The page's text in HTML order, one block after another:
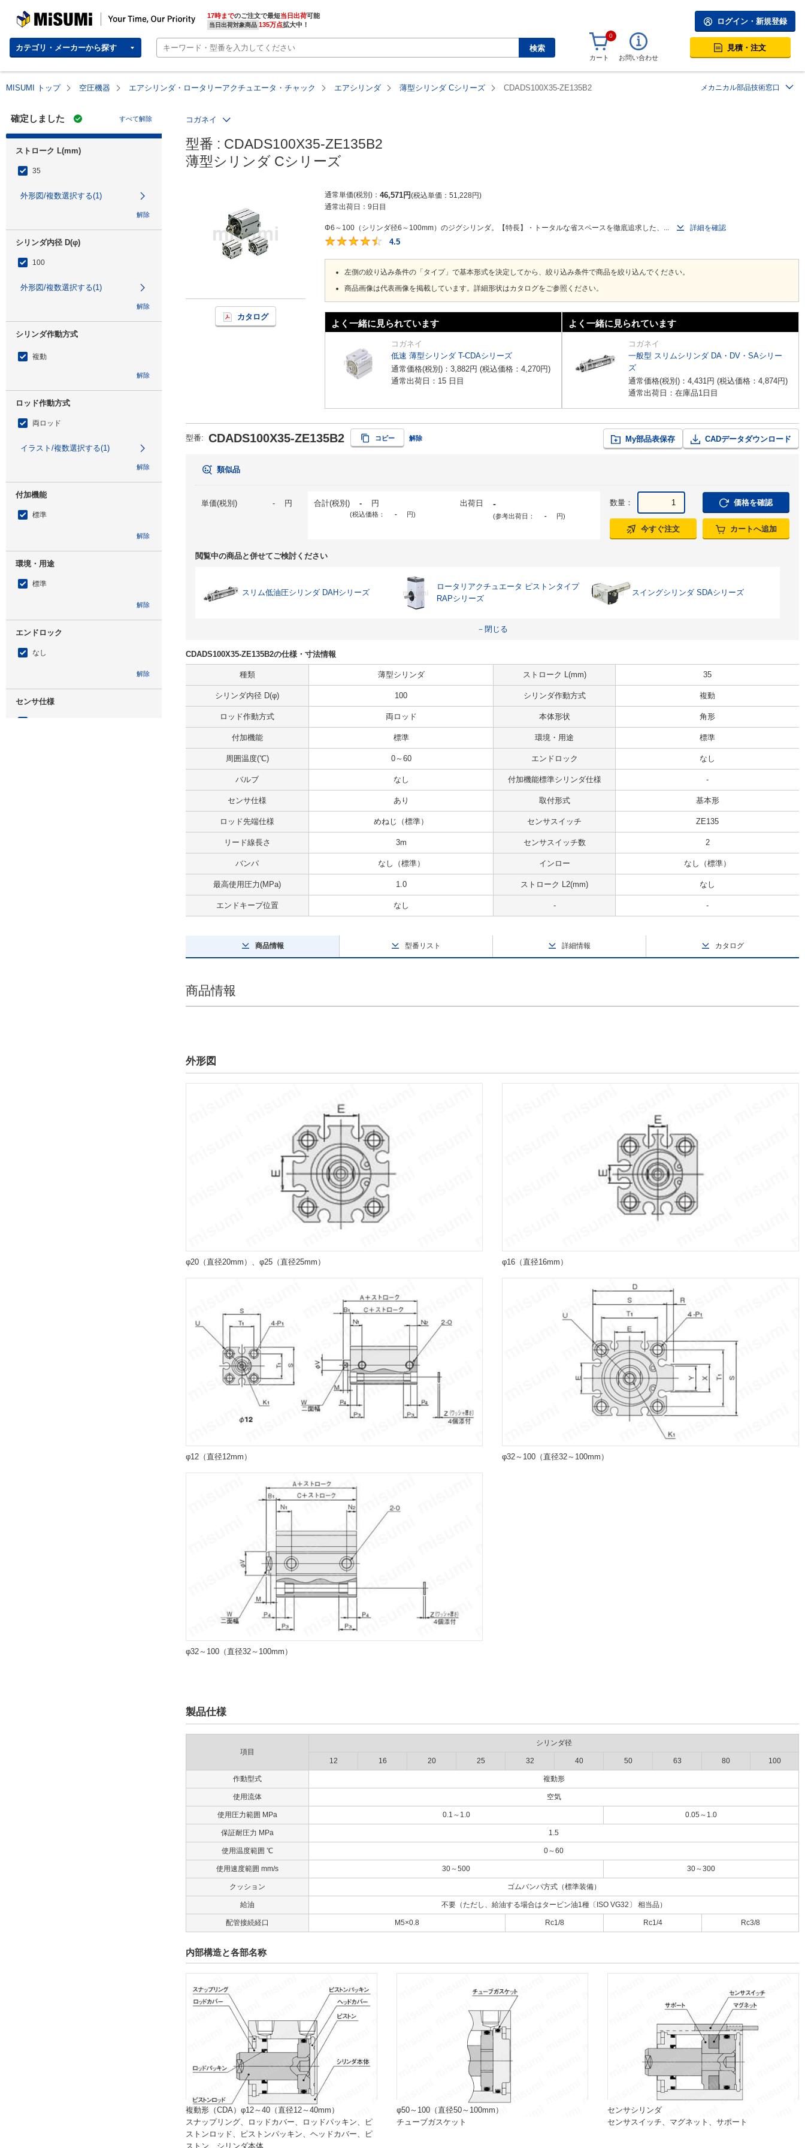
MISUMI | Your Time, Our Priority 17時までのご注文で最短当日出荷
当日出荷対象商品 135万点拡大中！
カテゴリ・メーカーから探す 検索
ログイン・新規登録
0
カート お問い合わせ
見積・注文
MISUMI トップ 空圧機器 エアシリンダ・ロータリーアクチュエータ・チャック エアシリンダ 薄型シリンダ Cシリーズ CDADS100X35-ZE135B2 メカニカル部品技術窓口
確定しました すべて解除
ストローク L(mm)
35
外形図/複数選択する(1)
解除
シリンダ内径 D(φ)
100
外形図/複数選択する(1)
解除
シリンダ作動方式
複動
解除
ロッド作動方式
両ロッド
イラスト/複数選択する(1)
解除
付加機能
標準
解除
環境・用途
標準
解除
エンドロック
なし
解除
センサ仕様
コガネイ
型番 : CDADS100X35-ZE135B2
薄型シリンダ Cシリーズ
カタログ
通常単価(税別) 46,571円 税込単価 51,228円
通常出荷日： 9日目
Φ6～100（シリンダ径6～100mm）のジグシリンダ。【特長】・トータルな省スペースを徹底追求した、...
詳細を確認
4.5
左側の絞り込み条件の「タイプ」で基本形式を決定してから、絞り込み条件で商品を絞り込んでください。
商品画像は代表画像を掲載しています。詳細形状はカタログをご参照ください。
よく一緒に見られています
コガネイ
低速 薄型シリンダ T-CDAシリーズ
通常価格(税別)： 3,882円 (税込価格： 4,270円)
通常出荷日：15 日目
よく一緒に見られています
コガネイ
一般型 スリムシリンダ DA・DV・SAシリー
ズ
通常価格(税別)： 4,431円 (税込価格： 4,874円)
通常出荷日：在庫品1日目
型番: CDADS100X35-ZE135B2 コピー 解除 My部品表保存 CADデータダウンロード
類似品
単価(税別) - 円 合計(税別) - 円
(税込価格： - 円)
出荷日 -
(参考出荷日： - 円)
数量： 価格を確認
今すぐ注文 カートへ追加
閲覧中の商品と併せてご検討ください
スリム低油圧シリンダ DAHシリーズ
ロータリアクチュエータ ピストンタイプ
RAPシリーズ
スイングシリンダ SDAシリーズ
－閉じる
CDADS100X35-ZE135B2の仕様・寸法情報
種類 薄型シリンダ ストローク L(mm) 35
シリンダ内径 D(φ) 100 シリンダ作動方式 複動
ロッド作動方式 両ロッド 本体形状 角形
付加機能 標準 環境・用途 標準
周囲温度(℃) 0～60 エンドロック なし
バルブ なし 付加機能標準シリンダ仕様 -
センサ仕様 あり 取付形式 基本形
ロッド先端仕様 めねじ（標準） センサスイッチ ZE135
リード線長さ 3m センサスイッチ数 2
バンパ なし（標準） インロー なし（標準）
最高使用圧力(MPa) 1.0 ストローク L2(mm) なし
エンドキープ位置 なし - -
商品情報 型番リスト 詳細情報 カタログ
商品情報
外形図
φ20（直径20mm）、φ25（直径25mm） φ16（直径16mm）
φ12（直径12mm） φ32～100（直径32～100mm）
φ32～100（直径32～100mm）
製品仕様
項目
シリンダ径
12 16 20 25 32 40 50 63 80 100
作動型式 複動形
使用流体 空気
使用圧力範囲 MPa 0.1～1.0 0.05～1.0
保証耐圧力 MPa 1.5
使用温度範囲 ℃ 0～60
使用速度範囲 mm/s 30～500 30～300
クッション ゴムバンパ方式（標準装備）
給油 不要（ただし、給油する場合はタービン油1種〔ISO VG32〕 相当品）
配管接続経口 M5×0.8 Rc1/8 Rc1/4 Rc3/8
内部構造と各部名称
複動形（CDA）φ12～40（直径12～40mm）
スナップリング、ロッドカバー、ロッドパッキン、ピ
ストンロッド、ピストンパッキン、ヘッドカバー、ピ
ストン、シリンダ本体
φ50～100（直径50～100mm）
チューブガスケット
センサシリンダ
センサスイッチ、マグネット、サポート